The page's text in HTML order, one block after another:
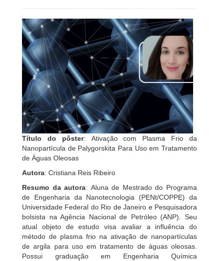
Título do pôster: Ativação com Plasma Frio da
Nanopartícula de Palygorskita Para Uso em Tratamento
de Águas Oleosas
Autora: Cristiana Reis Ribeiro
Resumo da autora: Aluna de Mestrado do Programa
de Engenharia da Nanotecnologia (PENt/COPPE) da
Universidade Federal do Rio de Janeiro e Pesquisadora
bolsista na Agência Nacional de Petróleo (ANP). Seu
atual objeto de estudo visa avaliar a influência do
método de plasma frio na ativação de nanopartículas
de argila para uso em tratamento de águas oleosas.
Possui graduação em Engenharia Química